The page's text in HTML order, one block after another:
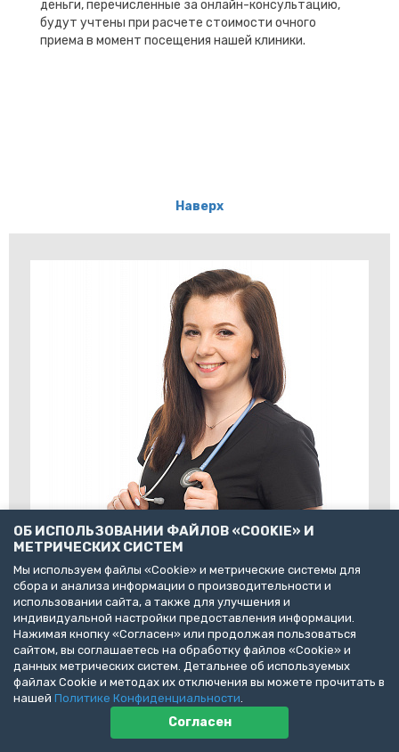
деньги, перечисленные за онлайн-консультацию,
будут учтены при расчете стоимости очного
приема в момент посещения нашей клиники.
Наверх
ОБ ИСПОЛЬЗОВАНИИ ФАЙЛОВ «COOKIE» И
МЕТРИЧЕСКИХ СИСТЕМ
Мы используем файлы «Cookie» и метрические системы для
сбора и анализа информации о производительности и
использовании сайта, а также для улучшения и
индивидуальной настройки предоставления информации.
Нажимая кнопку «Согласен» или продолжая пользоваться
сайтом, вы соглашаетесь на обработку файлов «Cookie» и
данных метрических систем. Детальнее об используемых
файлах Cookie и методах их отключения вы можете прочитать в
нашей Политике Конфиденциальности.
Согласен